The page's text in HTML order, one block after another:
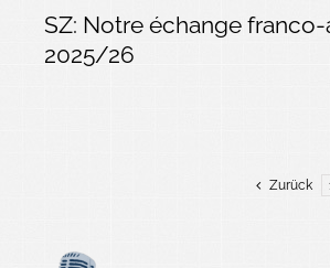
SZ: Notre échange
2025/26
Zurück